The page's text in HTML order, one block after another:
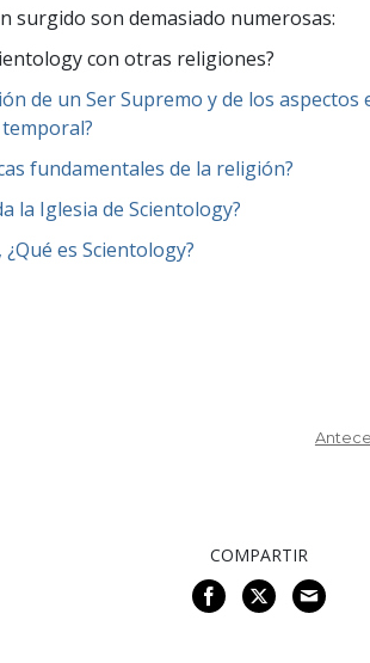
surgido son demasiado numerosas:
con otras religiones?
de un Ser Supremo y de los
fundamentales de la religión?
la Iglesia de Scientology?
es Scientology?
COMPARTIR